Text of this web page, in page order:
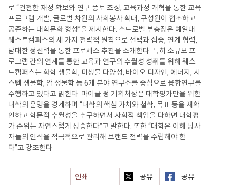
로 “건전한 재정 확보와 연구 풍토 조성, 교육과정 개혁을 통한 교육
프로그램 개발, 글로벌 차원의 사회봉사 확대, 구성원이 협조하고
공존하는 대학문화 형성”을 제시한다. 스트로벨 부총장은 예일대
웨스트캠퍼스의 세 가지 전략적 원칙으로 선택과 집중, 연계 협력,
담대한 정신력을 통한 프로세스 추진을 소개한다. 특히 소규모 프
로그램 간의 연계를 통한 교육과 연구의 수월성 성취를 위해 웨스
트캠퍼스는 화학 생물학, 미생물 다양성, 바이오 디자인, 에너지, 시
스템 생물학, 암 생물학 등 6개 분야 연구소를 중심으로 융합연구를
수행하고 있다고 밝힌다. 마이클 펑 기획처장은 대학평가만을 위한
대학의 운영을 경계하며 “대학의 핵심 가치와 철학, 목표 등을 재확
인하고 학문적 수월성을 추구하면서 사회적 책임을 다하면 대학평
가 순위는 자연스럽게 상승한다”고 말한다. 또한 “대학은 이해 당사
자들의 인식을 적극적으로 관리해 브랜드 전략을 수립해야 한
다”고 강조한다.
인쇄 공유
공유